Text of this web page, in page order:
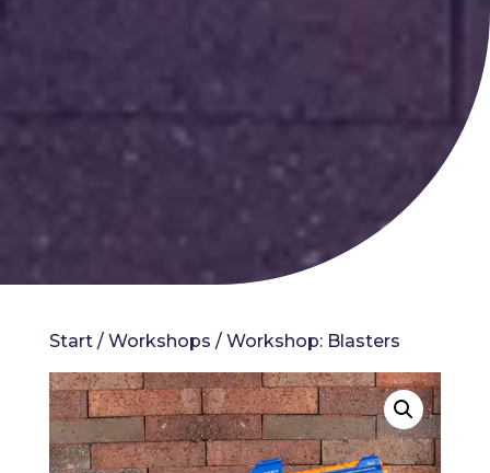
Start/ Workshops / Workshop: Blasters